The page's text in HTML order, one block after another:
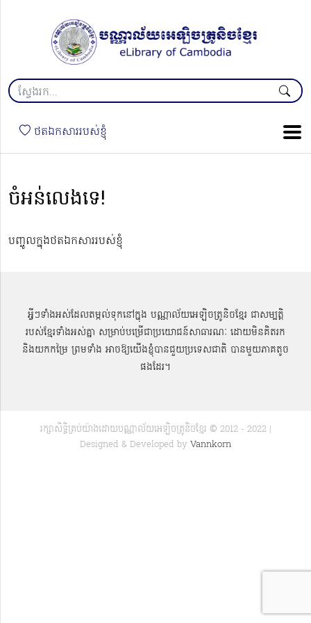
ថតឯកសាររបស់ខ្ញុំ
ចំអន់លេងទេ!
បញ្ចូលក្នុងថតឯកសាររបស់ខ្ញុំ
អ្វីៗទាំងអស់ដែលតម្កល់ទុកនៅក្នុង បណ្ណាល័យអេឡិចត្រូនិចខ្មែរ ជាសម្បតិ្ត
របស់ខ្មែរទាំងអស់គ្នា សម្រាប់បម្រើជាប្រយោជន៍សាធារណៈ ដោយមិនគិតរក
និងយកកម្រៃ ព្រមទាំង អាចឱ្យយើងខ្ញុំបានជួយប្រទេសជាតិ បានមួយភាគតូច
ផងដែរ។
រក្សាសិទ្ធិគ្រប់យ៉ាងដោយបណ្ណាល័យអេឡិចត្រូនិចខ្មែរ © 2012 - 2022 |
Designed & Developed by Vannkorn